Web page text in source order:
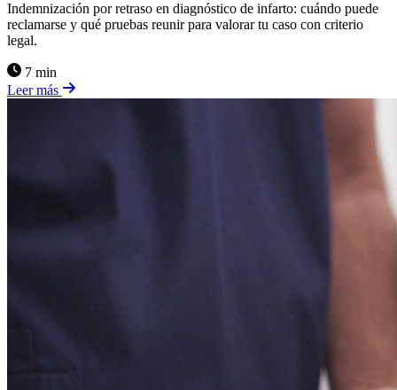
Indemnización por retraso en diagnóstico de infarto: cuándo puede
reclamarse y qué pruebas reunir para valorar tu caso con criterio
legal.
7 min
Leer más